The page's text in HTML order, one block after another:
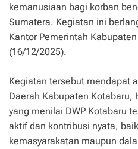
kemanusiaan bagi korban
Sumatera. Kegiatan ini
Kantor Pemerintah
(16/12/2025).
Kegiatan tersebut mendapat
Daerah Kabupaten Kotabaru,
yang menilai DWP Kotabaru
aktif dan kontribusi nyata,
kemasyarakatan maupun